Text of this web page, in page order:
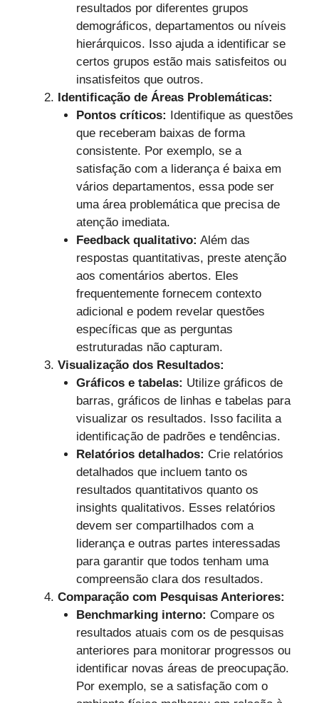
resultados por diferentes grupos
demográficos, departamentos ou níveis
hierárquicos. Isso ajuda a identificar se
certos grupos estão mais satisfeitos ou
insatisfeitos que outros.
Identificação de Áreas Problemáticas:
Pontos críticos: Identifique as questões
que receberam baixas de forma
consistente. Por exemplo, se a
satisfação com a liderança é baixa em
vários departamentos, essa pode ser
uma área problemática que precisa de
atenção imediata.
Feedback qualitativo: Além das
respostas quantitativas, preste atenção
aos comentários abertos. Eles
frequentemente fornecem contexto
adicional e podem revelar questões
específicas que as perguntas
estruturadas não capturam.
Visualização dos Resultados:
Gráficos e tabelas: Utilize gráficos de
barras, gráficos de linhas e tabelas para
visualizar os resultados. Isso facilita a
identificação de padrões e tendências.
Relatórios detalhados: Crie relatórios
detalhados que incluem tanto os
resultados quantitativos quanto os
insights qualitativos. Esses relatórios
devem ser compartilhados com a
liderança e outras partes interessadas
para garantir que todos tenham uma
compreensão clara dos resultados.
Comparação com Pesquisas Anteriores:
Benchmarking interno: Compare os
resultados atuais com os de pesquisas
anteriores para monitorar progressos ou
identificar novas áreas de preocupação.
Por exemplo, se a satisfação com o